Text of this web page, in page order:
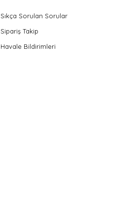
Sıkça Sorulan Sorular
Sipariş Takip
Havale Bildirimleri